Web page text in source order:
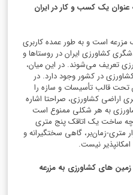
عنوان یک کسب و کار در ایران
است و به طور عمده کاربری
کشاورزی ایران در روستاها و
تعریف می‌شوند. در این میان،
در کشور وجود دارد. در
تحت قالب تأسیسات و سازه را
اراضی کشاورزی، صراحتا اشاره
به هر شکلی ممنوع است
-چه ساخت یک اتاقک پنج متری
متری-زمان‌بر، گاهی سختگیرانه و
نیست.
زمین های کشاورزی به مزرعه